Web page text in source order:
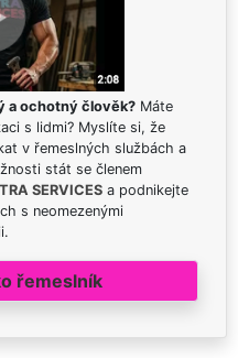
a ochotný člověk? Máte
s lidmi? Myslíte si, že
v řemeslných službách a
stát se členem
SERVICES a podnikejte
s neomezenými
řemeslník